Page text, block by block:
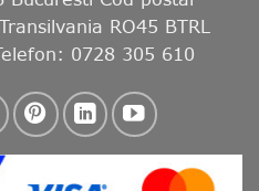
RO45 BTRL
0728 305 610